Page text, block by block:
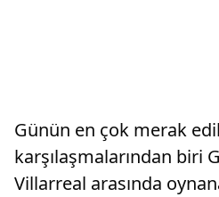
Günün en çok merak
karşılaşmalarından biri
Villarreal arasında